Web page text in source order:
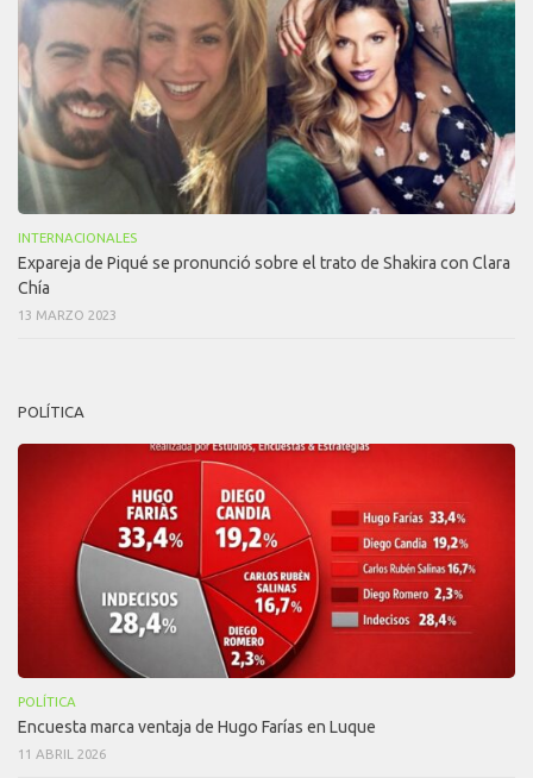
INTERNACIONALES
Expareja de Piqué se pronunció sobre el trato de Shakira con Clara
Chía
13 MARZO 2023
POLÍTICA
POLÍTICA
Encuesta marca ventaja de Hugo Farías en Luque
11 ABRIL 2026